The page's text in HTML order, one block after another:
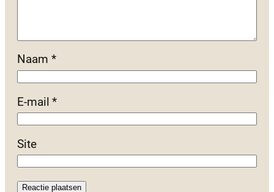
Naam *
E-mail*
Site